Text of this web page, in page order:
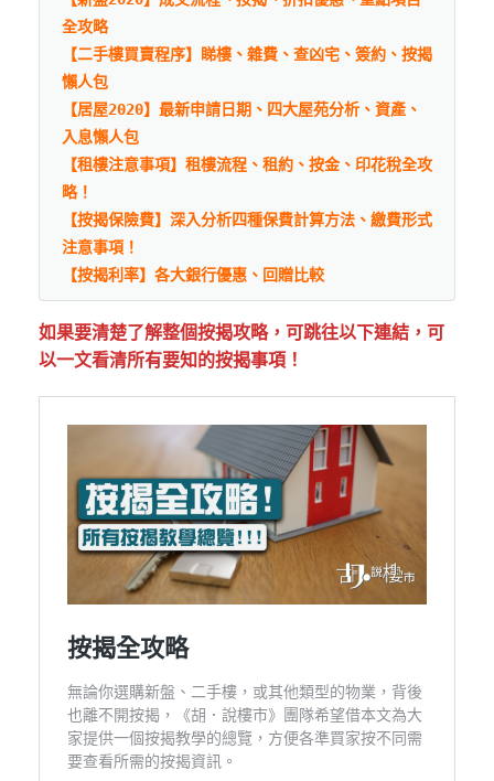
全攻略
【二手樓買賣程序】睇樓、雜費、查凶宅、簽約、按揭
懶人包
【居屋2020】最新申請日期、四大屋苑分析、資產、
入息懶人包
【租樓注意事項】租樓流程、租約、按金、印花稅全攻
略！
【按揭保險費】深入分析四種保費計算方法、繳費形式
注意事項！
【按揭利率】各大銀行優惠、回贈比較
如果要清楚了解整個按揭攻略，可跳往以下連結，可
以一文看清所有要知的按揭事項！